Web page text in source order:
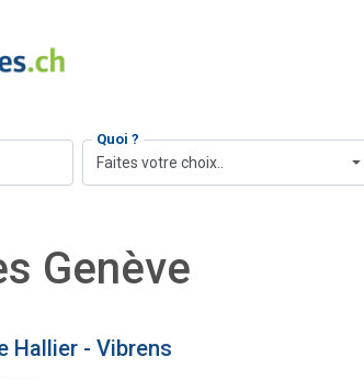
Quoi ?
Faites votre choix..
Genève
Hallier - Vibrens